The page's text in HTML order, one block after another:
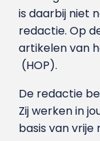
is daarbij niet
redactie. Op
artikelen van
(HOP).
De redactie
Zij werken in
basis van vrije